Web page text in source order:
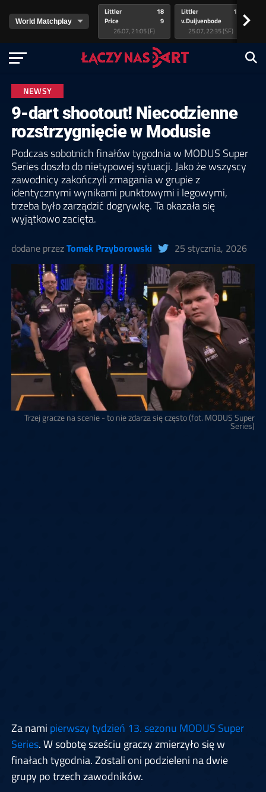
Littler
Price
18
9
26.07, 21:05 (F)
Littler
v.Duijvenbode
17
25.07, 22:35 (SF)
>
NEWSY
9-dart shootout! Niecodzienne
rozstrzygnięcie w Modusie
Podczas sobotnich finałów tygodnia w MODUS Super
Series doszło do nietypowej sytuacji. Jako że wszyscy
zawodnicy zakończyli zmagania w grupie z
identycznymi wynikami punktowymi i legowymi,
trzeba było zarządzić dogrywkę. Ta okazała się
wyjątkowo zacięta.
dodane przezTomek Przyborowski 25 stycznia, 2026
Trzej gracze na scenie - to nie zdarza się często (fot. MODUS Super
Series)
Za nami pierwszy tydzień 13. sezonu MODUS Super
Series. W sobotę sześciu graczy zmierzyło się w
finałach tygodnia. Zostali oni podzieleni na dwie
grupy po trzech zawodników.